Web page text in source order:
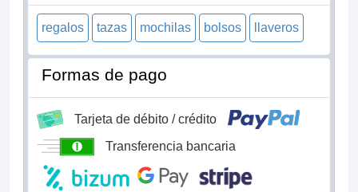
regalos tazas mochilas bolsos llaveros
Formas de pago
Tarjeta de débito / crédito
Transferencia bancaria